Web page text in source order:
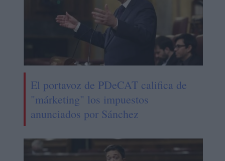
El portavoz de PDeCAT califica de
"márketing" los impuestos
anunciados por Sánchez